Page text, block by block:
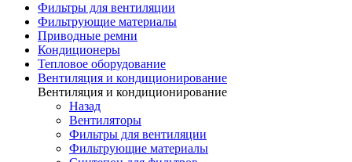
Фильтры для вентиляции
Фильтрующие материалы
Приводные ремни
Кондиционеры
Тепловое оборудование
Вентиляция и кондиционирование
Вентиляция и кондиционирование
Назад
Вентиляторы
Фильтры для вентиляции
Фильтрующие материалы